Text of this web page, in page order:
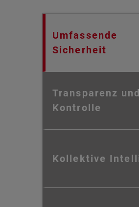
Umfassende
Sicherheit
Transparenz und
Kontrolle
Kollektive